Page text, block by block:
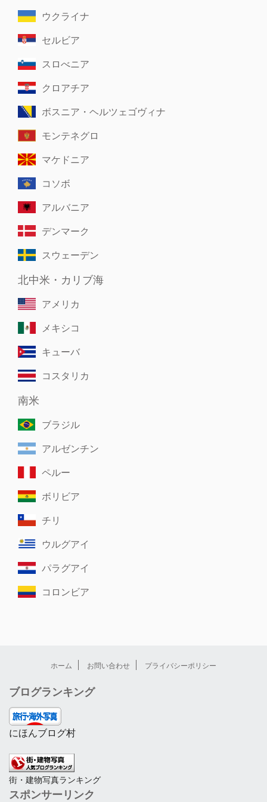
ウクライナ
セルビア
スロべニア
クロアチア
ボスニア・ヘルツェゴヴィナ
モンテネグロ
マケドニア
コソボ
アルバニア
デンマーク
スウェーデン
北中米・カリブ海
アメリカ
メキシコ
キューバ
コスタリカ
南米
ブラジル
アルゼンチン
ペルー
ボリビア
チリ
ウルグアイ
パラグアイ
コロンビア
ホーム お問い合わせ プライバシーポリシー
ブログランキング
にほんブログ村
街・建物写真ランキング
スポンサーリンク